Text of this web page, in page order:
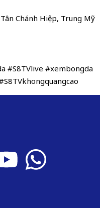
Chánh Hiệp, Trung Mỹ
#S8TVlive #xembongda